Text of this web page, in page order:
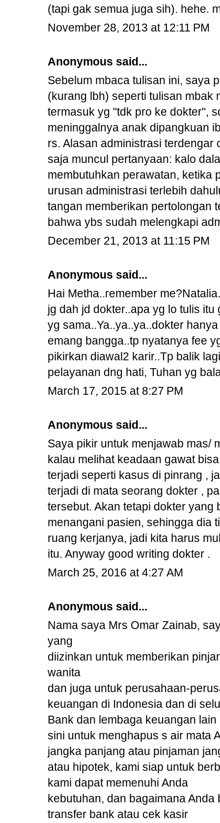
(tapi gak semua juga sih). hehe.
November 28, 2013 at 12:11 PM
Anonymous said...
Sebelum mbaca tulisan ini, saya
(kurang lbh) seperti tulisan mbak
termasuk yg "tdk pro ke dokter",
meninggalnya anak dipangkuan
rs. Alasan administrasi
saja muncul pertanyaan: kalo
membutuhkan perawatan, ketika
urusan administrasi terlebih
tangan memberikan pertolongan
bahwa ybs sudah melengkapi
December 21, 2013 at 11:15 PM
Anonymous said...
Hai Metha..remember
jg dah jd dokter..apa yg lo tulis
yg sama..Ya..ya..ya..dokter
emang bangga..tp nyatanya fee
pikirkan diawal2 karir..Tp balik
pelayanan dng hati, Tuhan yg
March 17, 2015 at 8:27 PM
Anonymous said...
Saya pikir untuk menjawab mas/
kalau melihat keadaan gawat
terjadi seperti kasus di pinrang ,
terjadi di mata seorang dokter ,
tersebut. Akan tetapi dokter
menangani pasien, sehingga dia
ruang kerjanya, jadi kita harus
itu. Anyway good writing dokter .
March 25, 2016 at 4:27 AM
Anonymous said...
Nama saya Mrs Omar Zainab,
yang
diizinkan untuk memberikan
wanita
dan juga untuk perusahaan-
keuangan di Indonesia dan di
Bank dan lembaga keuangan
sini untuk menghapus s air mata
jangka panjang atau pinjaman
atau hipotek, kami siap untuk
kami dapat memenuhi Anda
kebutuhan, dan bagaimana
transfer bank atau cek kasir